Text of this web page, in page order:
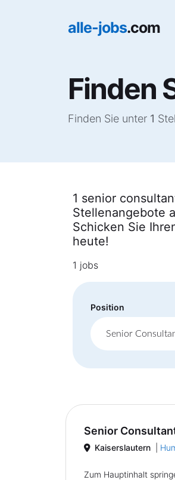
alle-jobs.com
Finden
Finden Sie unter 1
1 senior
Stellenangebote
Schicken Sie
heute!
1 jobs
Position
Senior
Kaiserslautern
Zum Hauptinhalt